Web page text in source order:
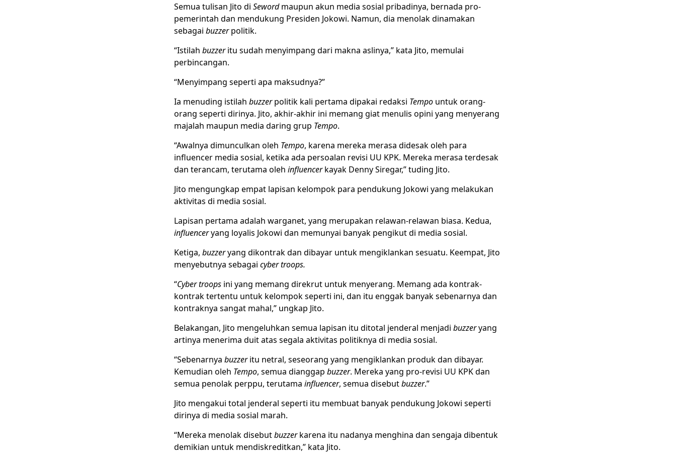
Semua tulisan Jito di Sewordmaupun akun media sosial pribadinya, bernada pro-
pemerintah dan mendukung Presiden Jokowi. Namun, dia menolak dinamakan
sebagai buzzerpolitik.
“Istilah buzzeritu sudah menyimpang dari makna aslinya,” kata Jito, memulai
perbincangan.
“Menyimpang seperti apa maksudnya?”
Ia menuding istilah buzzerpolitik kali pertama dipakai redaksi Tempountuk orang-
orang seperti dirinya. Jito, akhir-akhir ini memang giat menulis opini yang menyerang
majalah maupun media daring grup Tempo.
“Awalnya dimunculkan oleh Tempo, karena mereka merasa didesak oleh para
influencer media sosial, ketika ada persoalan revisi UU KPK. Mereka merasa terdesak
dan terancam, terutama oleh influencerkayak Denny Siregar,” tuding Jito.
Jito mengungkap empat lapisan kelompok para pendukung Jokowi yang melakukan
aktivitas di media sosial.
Lapisan pertama adalah warganet, yang merupakan relawan-relawan biasa. Kedua,
influenceryang loyalis Jokowi dan memunyai banyak pengikut di media sosial.
Ketiga, buzzeryang dikontrak dan dibayar untuk mengiklankan sesuatu. Keempat, Jito
menyebutnya sebagai cyber troops.
“Cyber troopsini yang memang direkrut untuk menyerang. Memang ada kontrak-
kontrak tertentu untuk kelompok seperti ini, dan itu enggak banyak sebenarnya dan
kontraknya sangat mahal,” ungkap Jito.
Belakangan, Jito mengeluhkan semua lapisan itu ditotal jenderal menjadi buzzeryang
artinya menerima duit atas segala aktivitas politiknya di media sosial.
“Sebenarnya buzzeritu netral, seseorang yang mengiklankan produk dan dibayar.
Kemudian oleh Tempo, semua dianggap buzzer. Mereka yang pro-revisi UU KPK dan
semua penolak perppu, terutama influencer, semua disebutbuzzer.”
Jito mengakui total jenderal seperti itu membuat banyak pendukung Jokowi seperti
dirinya di media sosial marah.
“Mereka menolak disebutbuzzerkarena itu nadanya menghina dan sengaja dibentuk
demikian untuk mendiskreditkan,” kata Jito.